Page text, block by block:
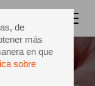
de
más
en que
sobre